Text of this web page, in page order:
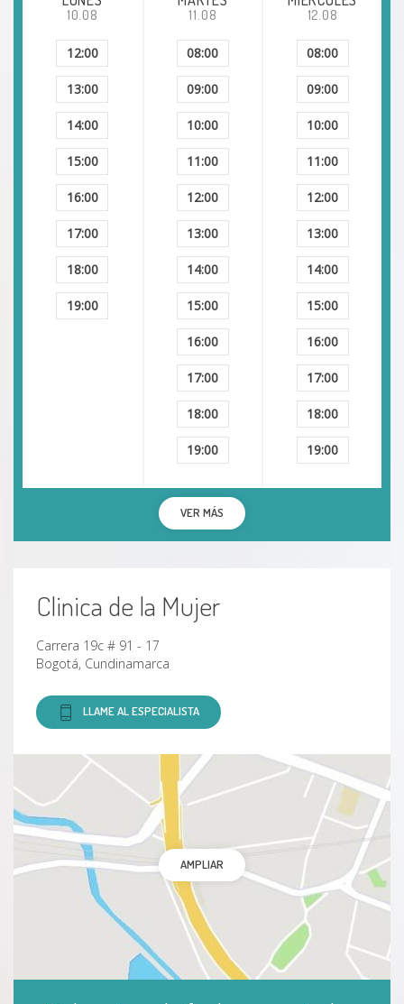
10.08
12:00
13:00
14:00
15:00
16:00
17:00
18:00
19:00
11.08
08:00
09:00
10:00
11:00
12:00
13:00
14:00
15:00
16:00
17:00
18:00
19:00
12.08
08:00
09:00
10:00
11:00
12:00
13:00
14:00
15:00
16:00
17:00
18:00
19:00
VER MÁS
Clinica de la Mujer
Carrera 19c # 91 - 17
Bogotá, Cundinamarca
LLAME AL ESPECIALISTA
AMPLIAR